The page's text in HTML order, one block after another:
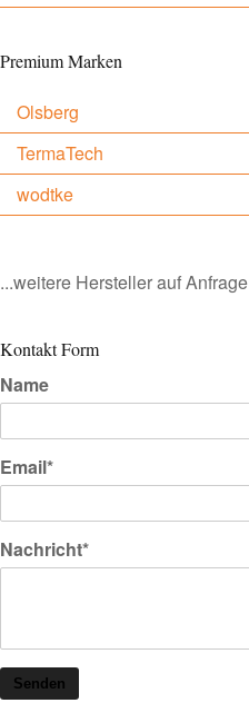
Premium Marken
Olsberg
TermaTech
wodtke
...weitere Hersteller auf Anfrage
Kontakt Form
Name
Email*
Nachricht*
Senden